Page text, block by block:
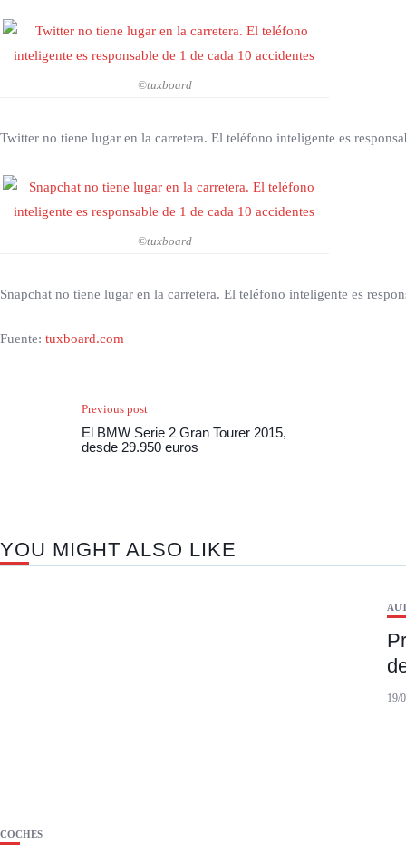
©tuxboard
Twitter no tiene lugar en la carretera. El teléfono inteligente es
©tuxboard
Snapchat no tiene lugar en la carretera. El teléfono inteligente es
Fuente: tuxboard.com
Previous post
El BMW Serie 2 Gran Tourer 2015,
desde 29.950 euros
YOU MIGHT ALSO LIKE
COCHES
19/